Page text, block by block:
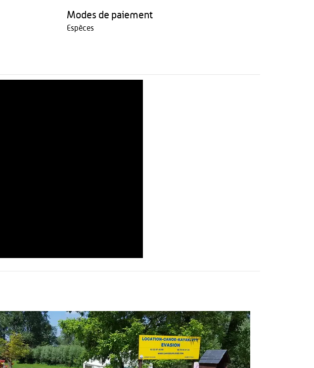
Modes de paiement
Espèces